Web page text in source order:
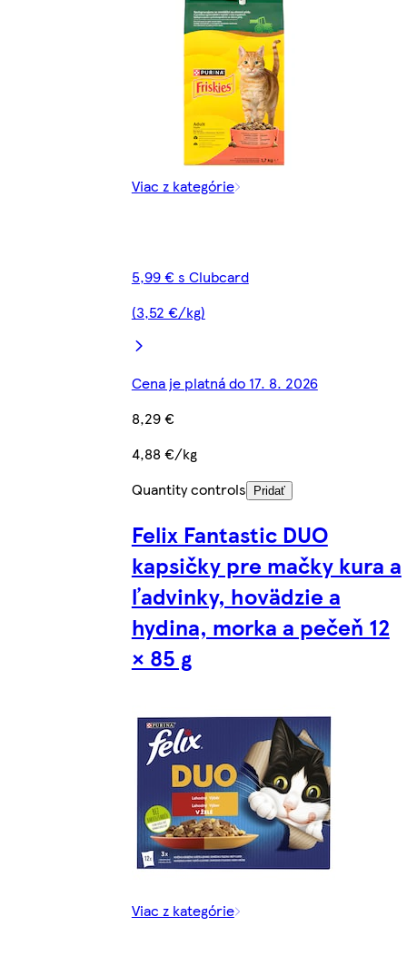
Viac z kategórie
5,99 € s Clubcard
(3,52 €/kg)
Cena je platná do 17. 8. 2026
8,29 €
4,88 €/kg
Quantity controls
Pridať
Felix Fantastic DUO
kapsičky pre mačky kura a
ľadvinky, hovädzie a
hydina, morka a pečeň 12
× 85 g
Viac z kategórie